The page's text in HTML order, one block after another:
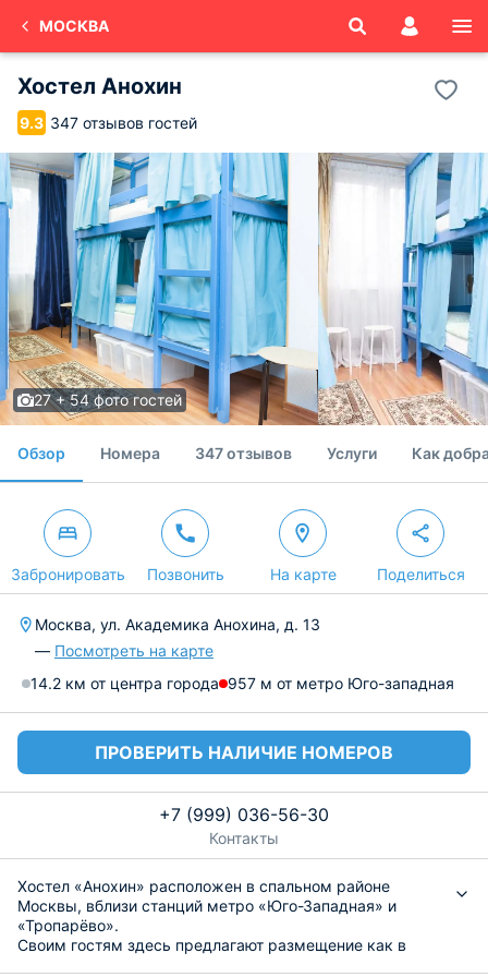
МОСКВА
Хостел Анохин
9.3 347 отзывов гостей
27 + 54 фото гостей
Обзор Номера 347 отзывов Услуги Как
Забронировать Позвонить На карте Поделиться
Москва, ул. Академика Анохина, д. 13
— Посмотреть на карте
14.2 км от центра города 957 м от метро Юго-западная
ПРОВЕРИТЬ НАЛИЧИЕ НОМЕРОВ
+7 (999) 036-56-30
Контакты
Хостел «Анохин» расположен в спальном районе
Москвы, вблизи станций метро «Юго-Западная» и
«Тропарёво».
Своим гостям здесь предлагают размещение как в